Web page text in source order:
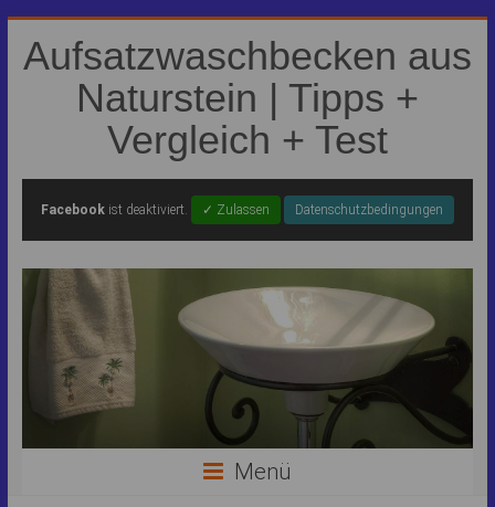
Aufsatzwaschbecken aus
Naturstein | Tipps +
Vergleich + Test
Facebookist deaktiviert. ✓ Zulassen Datenschutzbedingungen
Menü